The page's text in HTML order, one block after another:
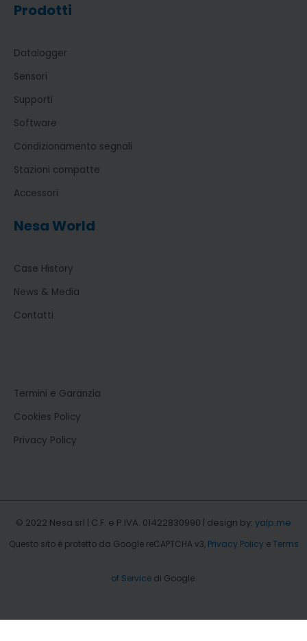
Prodotti
Datalogger
Sensori
Supporti
Software
Condizionamento segnali
Stazioni compatte
Accessori
Nesa World
Case History
News & Media
Contatti
Termini e Garanzia
Cookies Policy
Privacy Policy
© 2022 Nesa srl | C.F. e P.IVA. 01422830990 | design by: yalp.me
Questo sito è protetto da Google reCAPTCHA v3, Privacy Policy eTerms
of Servicedi Google.